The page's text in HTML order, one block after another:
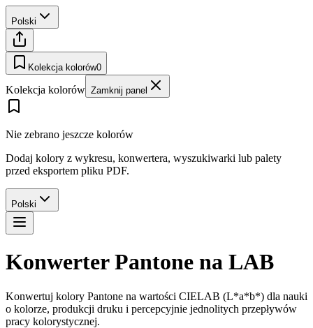
Polski
Kolekcja kolorów0
Kolekcja kolorów Zamknij panel
Nie zebrano jeszcze kolorów
Dodaj kolory z wykresu, konwertera, wyszukiwarki lub palety
przed eksportem pliku PDF.
Polski
Konwerter Pantone na LAB
Konwertuj kolory Pantone na wartości CIELAB (L*a*b*) dla nauki
o kolorze, produkcji druku i percepcyjnie jednolitych przepływów
pracy kolorystycznej.